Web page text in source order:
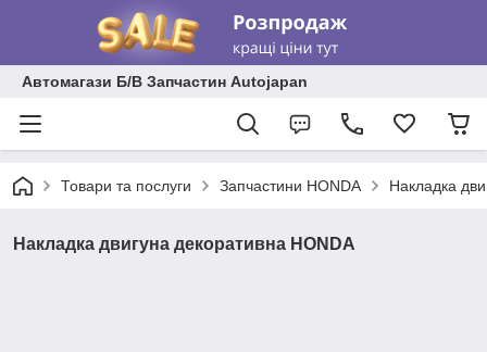
Автомагази Б/В Запчастин Autojapan
Товари та послуги Запчастини HONDA Накладка
Накладка двигуна декоративна HONDA